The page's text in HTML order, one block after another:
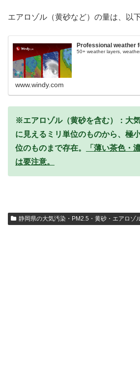
エアロゾル（黄砂など）の量は、以
Professional weather
50+ weather layers,
www.windy.com
※エアロゾル（黄砂を含む）：大
に見えるミリ単位のものから、極
位のものまで存在。
「薄い茶色・
は要注意。
静岡県の大気汚染・PM2.5・黄砂・エアロゾ